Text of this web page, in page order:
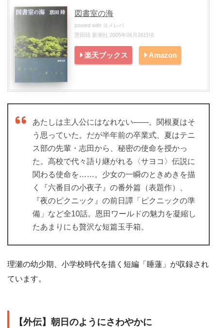
図書室の海
posted with ヨメレバ
恩田陸 新潮社 2005年06月26日頃
楽天ブックス Amazon
あたしは主人公にはなれない――。関根夏はそ
う思っていた。だが半年前の卒業式、夏はテニ
ス部の先輩・志田から、秘密の使命を授かっ
た。高校で代々語り継がれる〈サヨコ〉伝説に
関わる使命を……。少女の一瞬のときめきを描
く『六番目の小夜子』の番外篇（表題作）、
『夜のピクニック』の前日譚「ピクニックの準
備」など全10話。恩田ワールドの魅力を凝縮し
たあまりにも贅沢な短篇玉手箱。
理瀬の幼少期、小学校時代を描く短編「睡蓮」が収録され
ています。
【外伝】朝日のようにさわやかに